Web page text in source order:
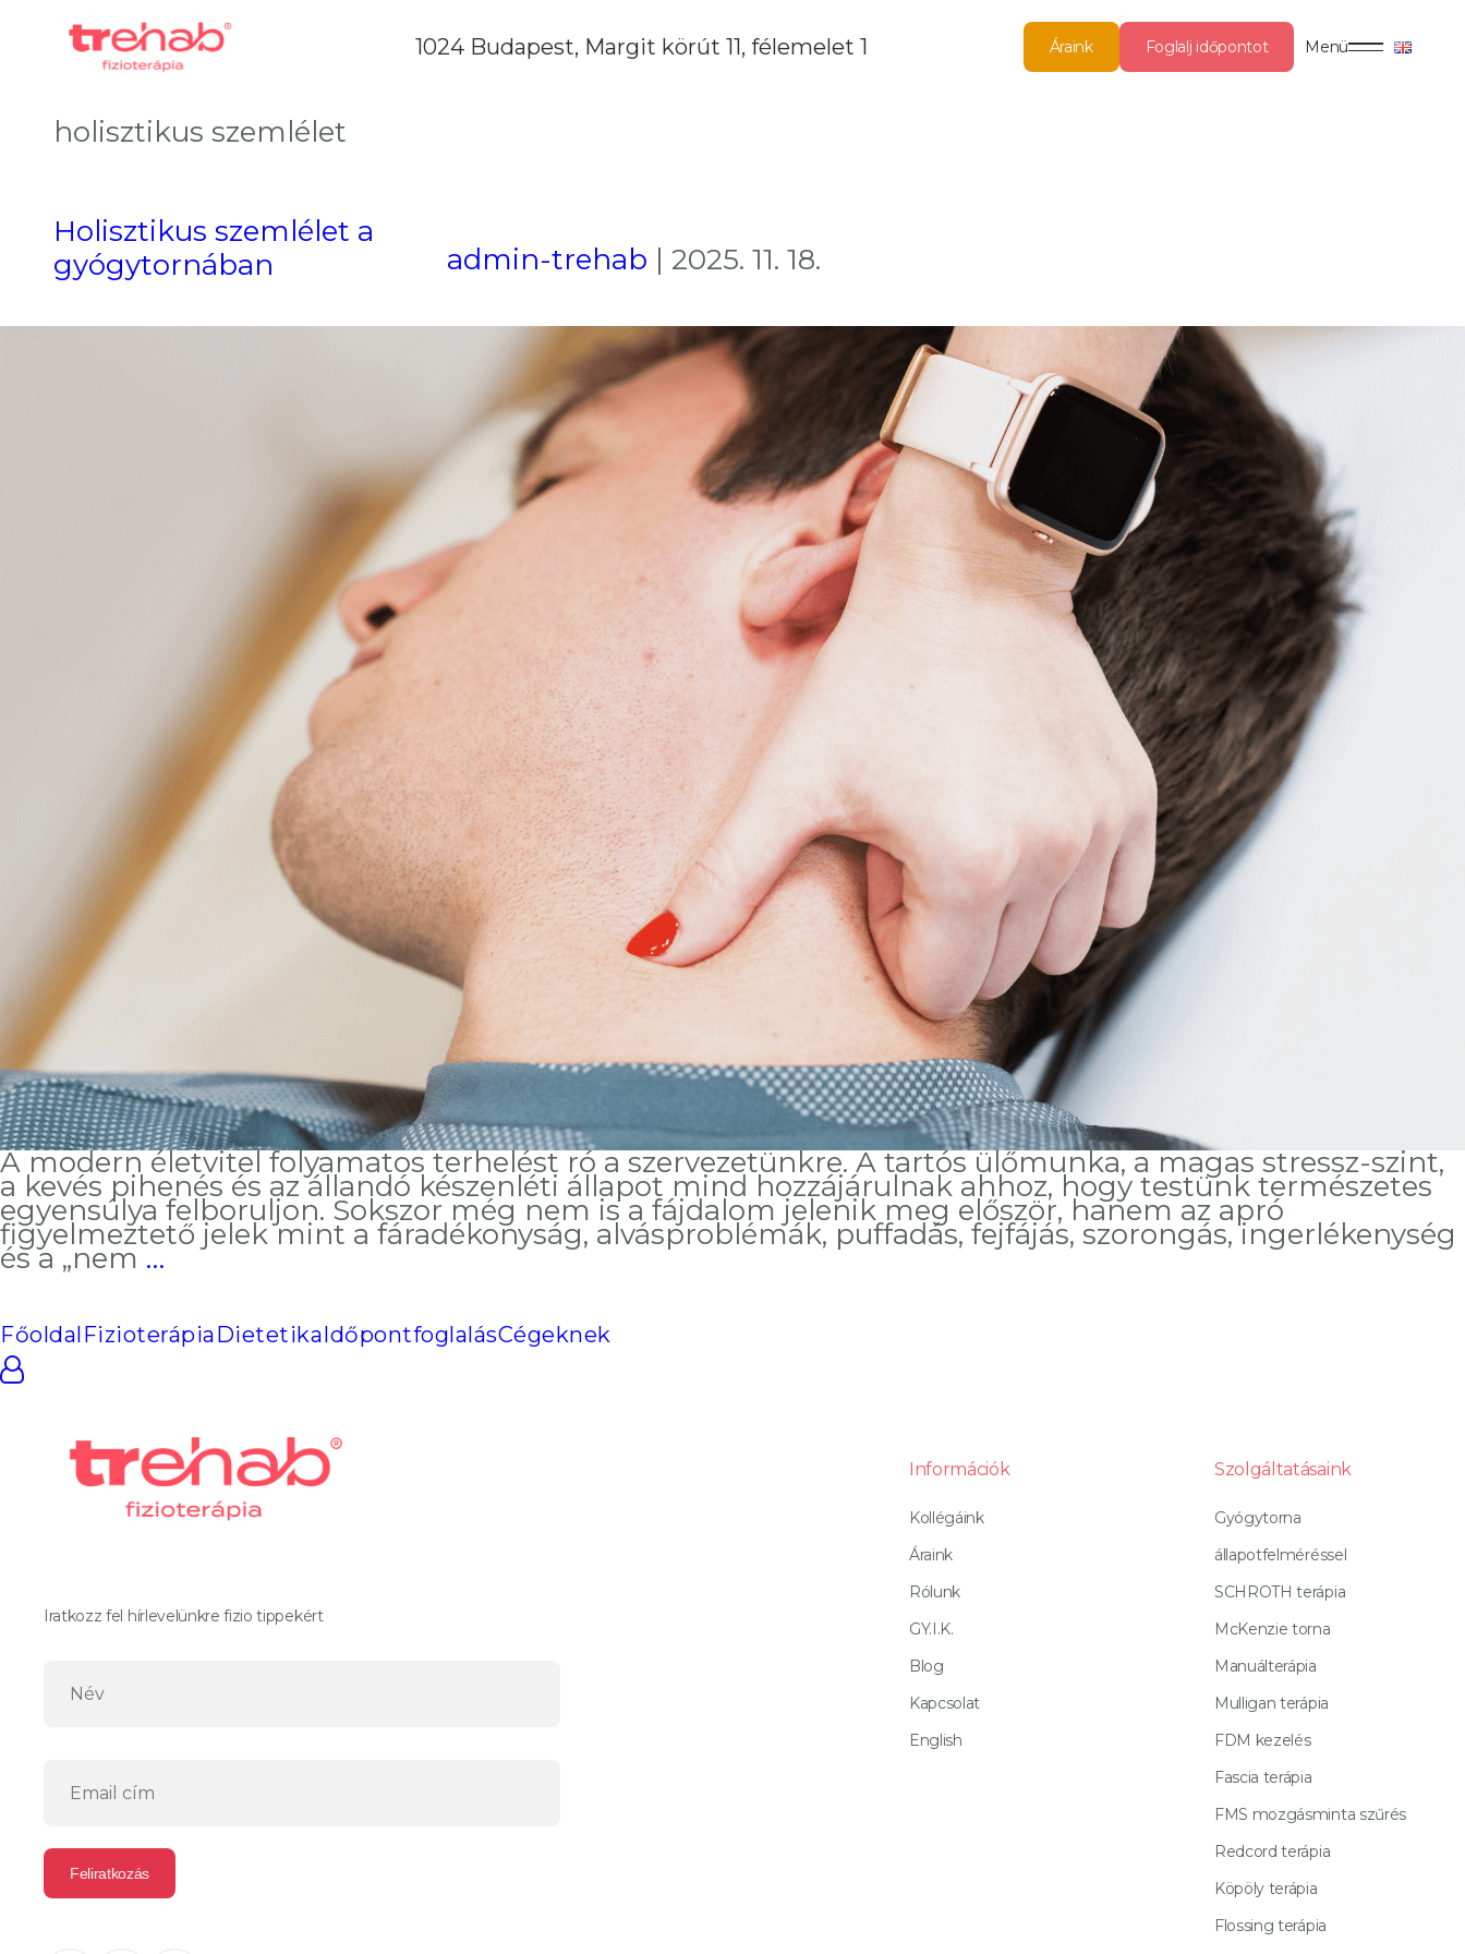
1024 Budapest, Margit körút 11, félemelet 1 Áraink Foglalj időpontot Menü
holisztikus szemlélet
Holisztikus szemlélet a
gyógytornában
admin-trehab |2025. 11. 18.
A modern életvitel folyamatos terhelést ró a szervezetünkre. A tartós ülőmunka, a magas stressz-szint,
a kevés pihenés és az állandó készenléti állapot mind hozzájárulnak ahhoz, hogy testünk természetes
egyensúlya felboruljon. Sokszor még nem is a fájdalom jelenik meg először, hanem az apró
figyelmeztető jelek mint a fáradékonyság, alvásproblémák, puffadás, fejfájás, szorongás, ingerlékenység
és a „nem … Holisztikus
gyógytornában
FőoldalFizioterápiaDietetikaIdőpontfoglalásCégeknek
Iratkozz fel hírlevelünkre fizio tippekért
Információk
Kollégáink
Áraink
Rólunk
GY.I.K.
Blog
Kapcsolat
English
Szolgáltatásaink
Gyógytorna
állapotfelméréssel
SCHROTH terápia
McKenzie torna
Manuálterápia
Mulligan terápia
FDM kezelés
Fascia terápia
FMS mozgásminta szűrés
Redcord terápia
Köpöly terápia
Flossing terápia